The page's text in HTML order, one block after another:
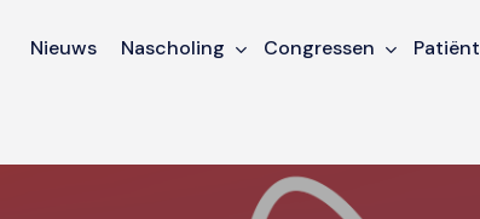
Nieuws Nascholing Congressen Patiënt